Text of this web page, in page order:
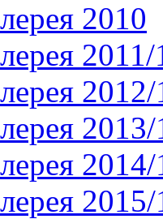
2010
2011/